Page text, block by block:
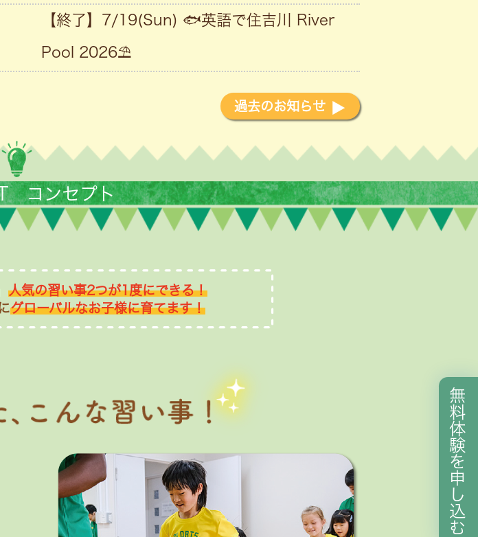
【終了】7/19(Sun) 🐟英語で住吉川 River
Pool 2026⛱
過去のお知らせ
コンセプト
人気の習い事2つが1度にできる！
グローバルなお子様に育てます！
無
料
体
験
を
申
し
込
む